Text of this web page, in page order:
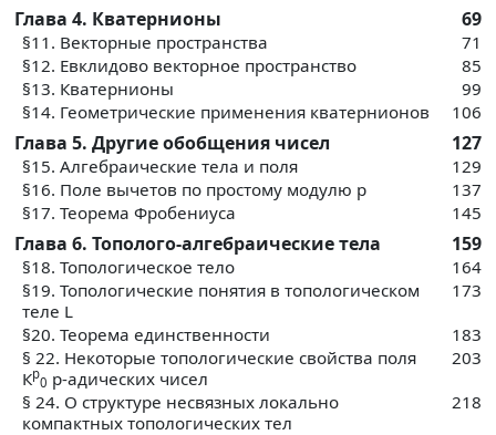
Глава 4. Кватернионы 69
§11. Векторные пространства
71
§12. Евклидово векторное пространство
85
§13. Кватернионы
99
§14. Геометрические применения кватернионов
106
Глава 5. Другие обобщения чисел 127
§15. Алгебраические тела и поля
129
§16. Поле вычетов по простому модулю р
137
§17. Теорема Фробениуса
145
Глава 6. Тополого-алгебраические тела 159
§18. Топологическое тело
164
§19. Топологические понятия в топологическом
теле L
173
§20. Теорема единственности
183
§ 22. Некоторые топологические свойства поля
Кp
0 p-адических чисел
203
§ 24. О структуре несвязных локально
компактных топологических тел
218